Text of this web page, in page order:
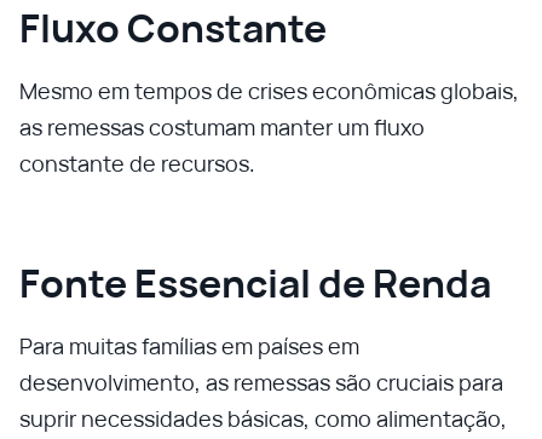
Fluxo Constante
Mesmo em tempos de crises econômicas globais,
as remessas costumam manter um fluxo
constante de recursos.
Fonte Essencial de Renda
Para muitas famílias em países em
desenvolvimento, as remessas são cruciais para
suprir necessidades básicas, como alimentação,